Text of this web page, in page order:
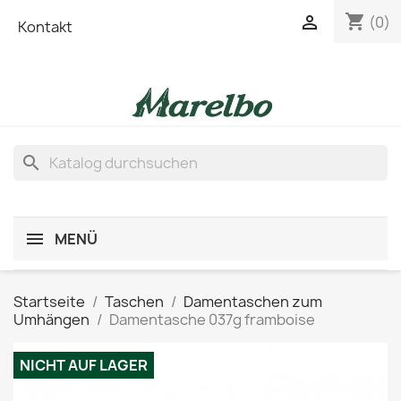
Kontakt shopping_cart (0)

search
MENÜ
Startseite Taschen
Damentaschen zum
Umhängen
Damentasche 037g framboise
NICHT AUF LAGER